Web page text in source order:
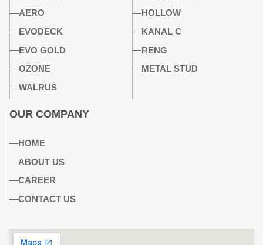
AERO
EVODECK
EVO GOLD
OZONE
WALRUS
HOLLOW
KANAL C
RENG
METAL STUD
OUR COMPANY
HOME
ABOUT US
CAREER
CONTACT US